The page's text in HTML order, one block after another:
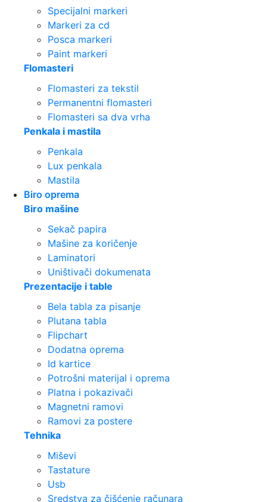
Specijalni markeri
Markeri za cd
Posca markeri
Paint markeri
Flomasteri
Flomasteri za tekstil
Permanentni flomasteri
Flomasteri sa dva vrha
Penkala i mastila
Penkala
Lux penkala
Mastila
Biro oprema
Biro mašine
Sekač papira
Mašine za koričenje
Laminatori
Uništivači dokumenata
Prezentacije i table
Bela tabla za pisanje
Plutana tabla
Flipchart
Dodatna oprema
Id kartice
Potrošni materijal i oprema
Platna i pokazivači
Magnetni ramovi
Ramovi za postere
Tehnika
Miševi
Tastature
Usb
Sredstva za čišćenje računara